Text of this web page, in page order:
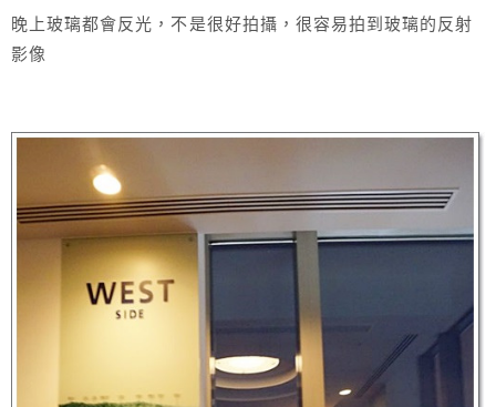
晚上玻璃都會反光，不是很好拍攝，很容易拍到玻璃的反射
影像